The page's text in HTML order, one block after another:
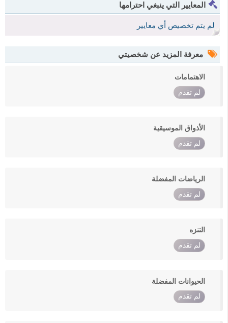
المعايير التي ينبغي احترامها
لم يتم تخصيص أي معايير
معرفة المزيد عن شخصيتي
الاهتمامات
لم تقدم
الأذواق الموسيقية
لم تقدم
الرياضات المفضلة
لم تقدم
التنزه
لم تقدم
الحيوانات المفضلة
لم تقدم